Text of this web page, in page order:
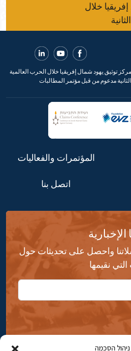
ניהול הסכמה
خلال
مركز توثيق يهود شمال إفريقيا خلال الحرب العالمية
الثانية مدعوم من قبل مؤتمر المطالبات
المؤتمرات والفعاليات
اتصل بنا
واحصل على تحديثات حول
نقيمها